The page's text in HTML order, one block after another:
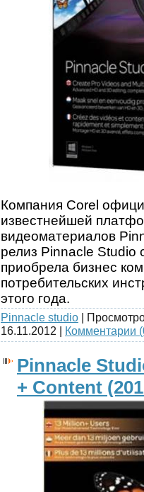
Компания Corel
известнейшей
видеоматериалов
релиз Pinnacle Studio
приобрела бизнес
потребительских
этого года.
Pinnacle studio |
16.11.2012 | Комментарии
Pinnacle
+ Content